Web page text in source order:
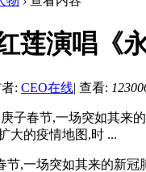
莲演唱《
: CEO在线| 查看:
春节,一场突如其来的
大的疫情地图,时 ...
,一场突如其来的新冠